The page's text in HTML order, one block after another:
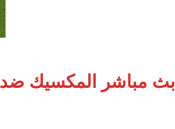
بث مباشر المكسيك ضد